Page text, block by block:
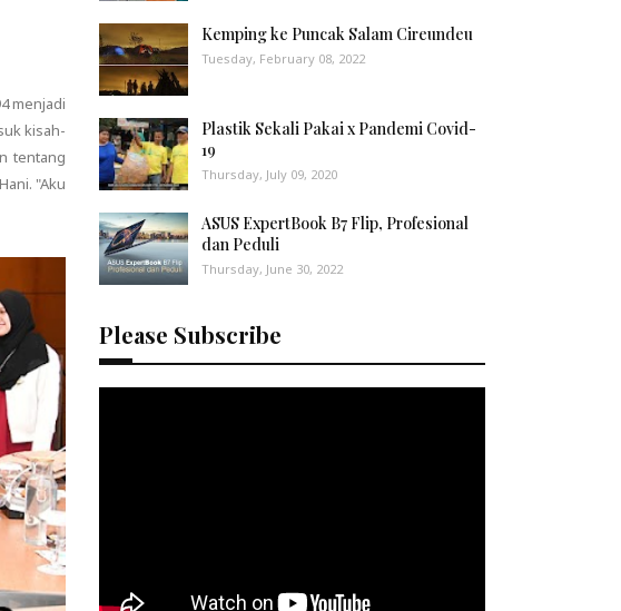
menjadi
kisah-
tentang
"Aku
Kemping ke Puncak Salam Cireundeu
Tuesday, February 08, 2022
Plastik Sekali Pakai x Pandemi Covid-
19
Thursday, July 09, 2020
ASUS ExpertBook B7 Flip, Profesional
dan Peduli
Thursday, June 30, 2022
Please Subscribe